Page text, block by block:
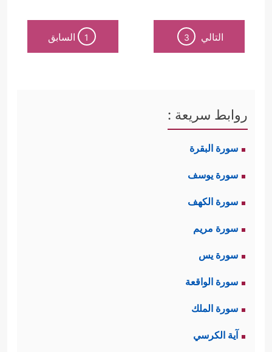
التالي 3
1 السابق
روابط سريعة :
سورة البقرة
سورة يوسف
سورة الكهف
سورة مريم
سورة يس
سورة الواقعة
سورة الملك
آية الكرسي